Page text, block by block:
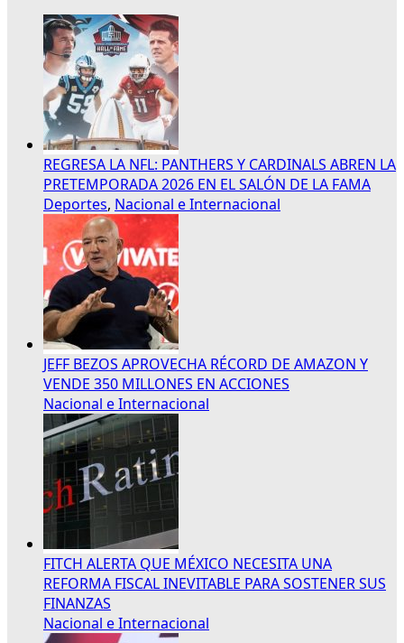
REGRESA LA NFL: PANTHERS Y CARDINALS ABREN LA
PRETEMPORADA 2026 EN EL SALÓN DE LA FAMA
Deportes, Nacional e Internacional
JEFF BEZOS APROVECHA RÉCORD DE AMAZON Y
VENDE 350 MILLONES EN ACCIONES
Nacional e Internacional
FITCH ALERTA QUE MÉXICO NECESITA UNA
REFORMA FISCAL INEVITABLE PARA SOSTENER SUS
FINANZAS
Nacional e Internacional